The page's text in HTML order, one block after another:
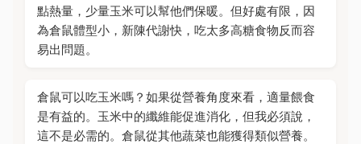
點熱量，少量玉米可以幫他們保暖。但好處有限，因
為倉鼠體型小，新陳代謝快，吃太多高糖食物反而容
易出問題。
倉鼠可以吃玉米嗎？如果從營養角度來看，適量餵食
是有益的。玉米中的纖維能促進消化，但我必須說，
這不是必需的。倉鼠從其他蔬菜也能獲得類似營養。